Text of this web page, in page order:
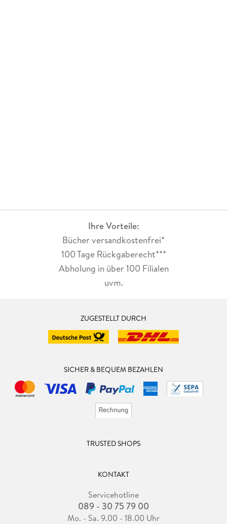
Ihre Vorteile:
Bücher versandkostenfrei*
100 Tage Rückgaberecht***
Abholung in über 100 Filialen
uvm.
ZUGESTELLT DURCH
SICHER & BEQUEM BEZAHLEN
TRUSTED SHOPS
KONTAKT
Servicehotline
089 - 30 75 79 00
Mo. - Sa. 9.00 - 18.00 Uhr